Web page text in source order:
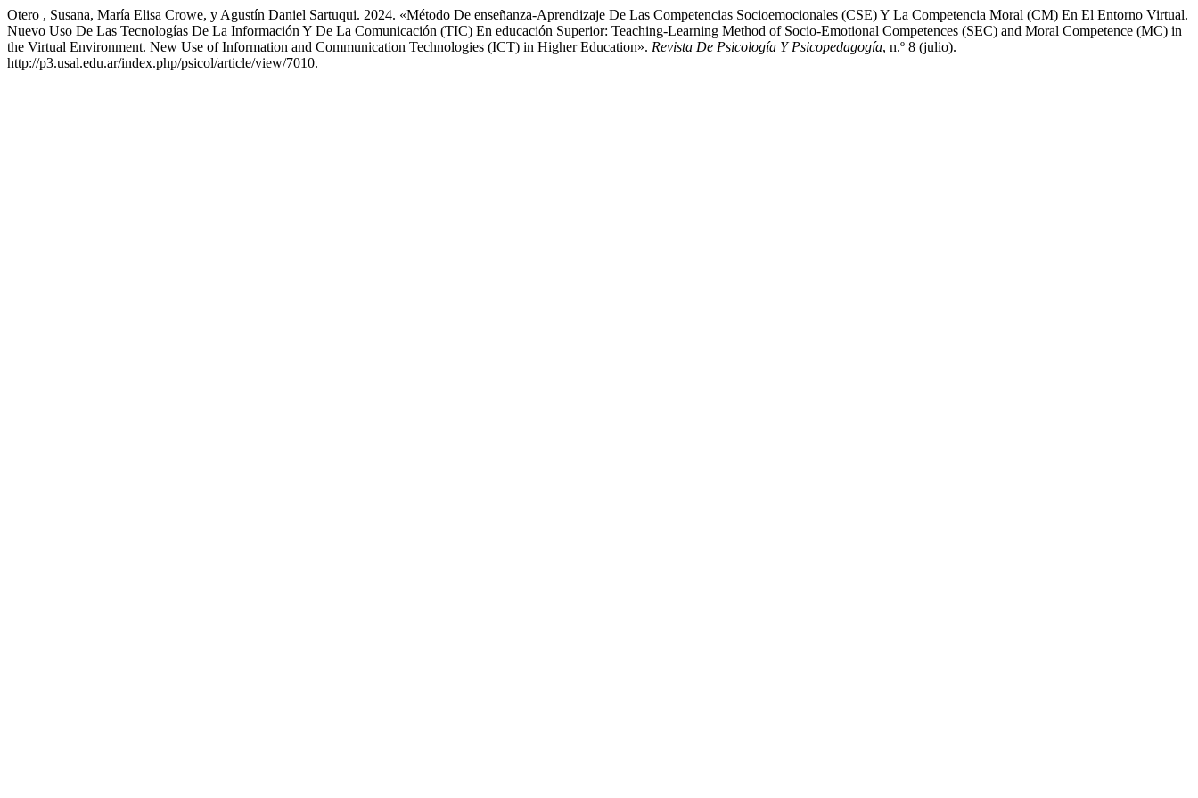
Otero , Susana, María Elisa Crowe, y Agustín Daniel Sartuqui. 2024. «Método De enseñanza-Aprendizaje De Las Competencias Socioemocionales (CSE) Y La Competencia Moral (CM) En El Entorno Virtual.
Nuevo Uso De Las Tecnologías De La Información Y De La Comunicación (TIC) En educación Superior: Teaching-Learning Method of Socio-Emotional Competences (SEC) and Moral Competence (MC) in
the Virtual Environment. New Use of Information and Communication Technologies (ICT) in Higher Education». Revista De Psicología Y Psicopedagogía, n.º 8 (julio).
http://p3.usal.edu.ar/index.php/psicol/article/view/7010.